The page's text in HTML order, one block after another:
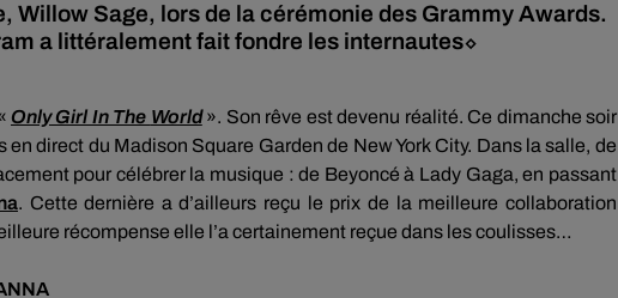
Willow Sage, lors de la cérémonie des Grammy Awards.
a littéralement fait fondre les internautes⬦
OnlyGirl In The World ». Son rêve est devenu réalité. Ce dimanche soir
en direct du Madison Square Garden de New York City. Dans la salle, de
pour célébrer la musique : de Beyoncé à Lady Gaga, en passant
. Cette dernière a d’ailleurs reçu le prix de la meilleure collaboration
récompense elle l’a certainement reçue dans les coulisses…